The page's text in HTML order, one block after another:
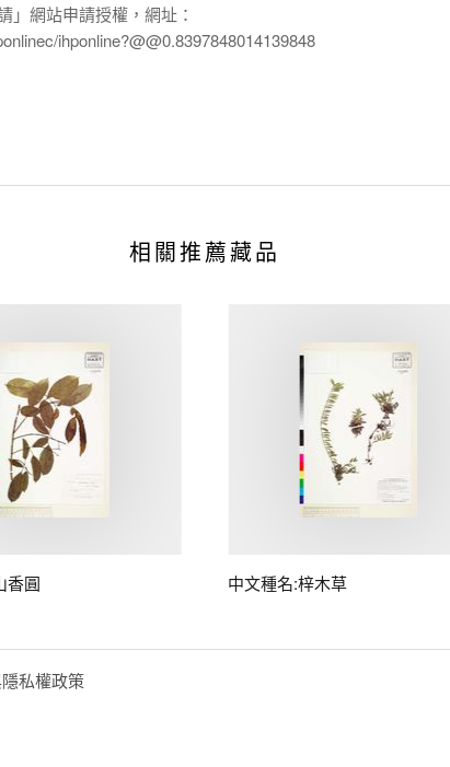
」網站申請授權，網址：
ihponline?@@0.8397848014139848
相關推薦藏品
香圓 中文種名:梓木草
私權政策